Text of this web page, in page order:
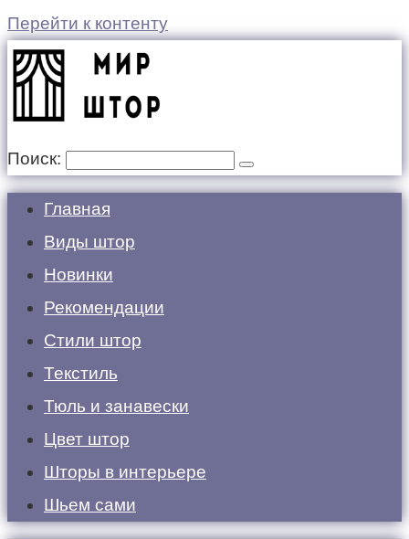
Перейти к контенту
Поиск:
Главная
Виды штор
Новинки
Рекомендации
Стили штор
Текстиль
Тюль и занавески
Цвет штор
Шторы в интерьере
Шьем сами